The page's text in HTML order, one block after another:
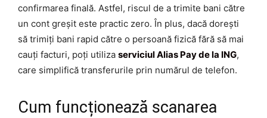
confirmarea finală. Astfel, riscul de a trimite bani către
un cont greșit este practic zero. În plus, dacă dorești
să trimiți bani rapid către o persoană fizică fără să mai
cauți facturi, poți utiliza serviciul Alias Pay de la ING,
care simplifică transferurile prin numărul de telefon.
Cum funcționează scanarea